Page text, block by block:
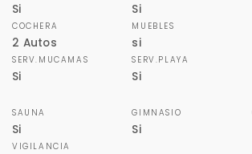
Si Si
COCHERA
2 Autos
MUEBLES
si
SERV.MUCAMAS
Si
SERV.PLAYA
Si
SAUNA
Si
GIMNASIO
Si
VIGILANCIA